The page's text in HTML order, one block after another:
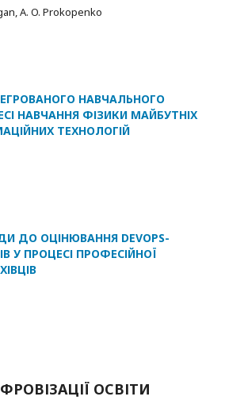
A. O. Prokopenko
НАВЧАЛЬНОГО
НАВЧАННЯ ФІЗИКИ МАЙБУТНІХ
ТЕХНОЛОГІЙ
ДО ОЦІНЮВАННЯ DEVOPS-
У ПРОЦЕСІ ПРОФЕСІЙНОЇ
ОСВІТИ